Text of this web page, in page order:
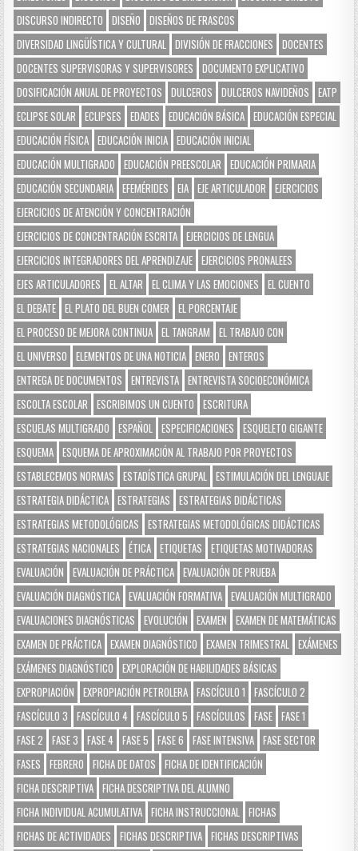
DISCURSO INDIRECTO
DISEÑO
DISEÑOS DE FRASCOS
DIVERSIDAD LINGÜÍSTICA Y CULTURAL DIVISIÓN DE FRACCIONES
DOCENTES
DOCENTES SUPERVISORAS Y SUPERVISORES
DOCUMENTO EXPLICATIVO
DOSIFICACIÓN ANUAL DE PROYECTOS
DULCEROS DULCEROS NAVIDEÑOS
EATP
ECLIPSE SOLAR
ECLIPSES EDADES EDUCACIÓN BÁSICA EDUCACIÓN ESPECIAL
EDUCACIÓN FÍSICA EDUCACIÓN INICIA EDUCACIÓN INICIAL
EDUCACIÓN MULTIGRADO
EDUCACIÓN PREESCOLAR
EDUCACIÓN PRIMARIA
EDUCACIÓN SECUNDARIA EFEMÉRIDES EIA EJE ARTICULADOR
EJERCICIOS
EJERCICIOS DE ATENCIÓN Y CONCENTRACIÓN
EJERCICIOS DE CONCENTRACIÓN ESCRITA EJERCICIOS DE LENGUA
EJERCICIOS INTEGRADORES DEL APRENDIZAJE EJERCICIOS PRONALEES
EJES ARTICULADORES
EL ALTAR EL CLIMA Y LAS EMOCIONES
EL CUENTO
EL DEBATE EL PLATO DEL BUEN COMER
EL PORCENTAJE
EL PROCESO DE MEJORA CONTINUA EL TANGRAM
EL TRABAJO CON
EL UNIVERSO
ELEMENTOS DE UNA NOTICIA ENERO
ENTEROS
ENTREGA DE DOCUMENTOS
ENTREVISTA ENTREVISTA SOCIOECONÓMICA
ESCOLTA ESCOLAR
ESCRIBIMOS UN CUENTO
ESCRITURA
ESCUELAS MULTIGRADO
ESPAÑOL ESPECIFICACIONES
ESQUELETO GIGANTE
ESQUEMA ESQUEMA DE APROXIMACIÓN AL TRABAJO POR PROYECTOS
ESTABLECEMOS NORMAS
ESTADÍSTICA GRUPAL ESTIMULACIÓN DEL LENGUAJE
ESTRATEGIA DIDÁCTICA ESTRATEGIAS
ESTRATEGIAS DIDÁCTICAS
ESTRATEGIAS METODOLÓGICAS
ESTRATEGIAS METODOLÓGICAS DIDÁCTICAS
ESTRATEGIAS NACIONALES
ÉTICA ETIQUETAS
ETIQUETAS MOTIVADORAS
EVALUACIÓN
EVALUACIÓN DE PRÁCTICA EVALUACIÓN DE PRUEBA
EVALUACIÓN DIAGNÓSTICA EVALUACIÓN FORMATIVA EVALUACIÓN MULTIGRADO
EVALUACIONES DIAGNÓSTICAS
EVOLUCIÓN EXAMEN
EXAMEN DE MATEMÁTICAS
EXAMEN DE PRÁCTICA EXAMEN DIAGNÓSTICO EXAMEN TRIMESTRAL EXÁMENES
EXÁMENES DIAGNÓSTICO
EXPLORACIÓN DE HABILIDADES BÁSICAS
EXPROPIACIÓN
EXPROPIACIÓN PETROLERA FASCÍCULO 1
FASCÍCULO 2
FASCÍCULO 3
FASCÍCULO 4 FASCÍCULO 5 FASCÍCULOS FASE FASE 1
FASE 2
FASE 3 FASE 4 FASE 5 FASE 6 FASE INTENSIVA FASE SECTOR
FASES
FEBRERO FICHA DE DATOS
FICHA DE IDENTIFICACIÓN
FICHA DESCRIPTIVA FICHA DESCRIPTIVA DEL ALUMNO
FICHA INDIVIDUAL ACUMULATIVA FICHA INSTRUCCIONAL FICHAS
FICHAS DE ACTIVIDADES
FICHAS DESCRIPTIVA FICHAS DESCRIPTIVAS